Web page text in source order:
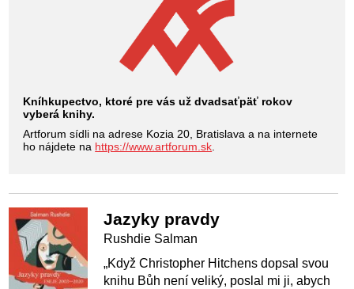
Kníhkupectvo, ktoré pre vás už dvadsaťpäť rokov
vyberá knihy.
Artforum sídli na adrese Kozia 20, Bratislava a na internete
ho nájdete na https://www.artforum.sk.
Jazyky pravdy
Rushdie Salman
„Když Christopher Hitchens dopsal svou
knihu Bůh není veliký, poslal mi ji, abych